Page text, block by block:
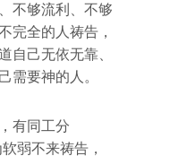
不够流利、不够
完全的人祷告，
自己无依无靠、
需要神的人。
有同工分
弱不来祷告，